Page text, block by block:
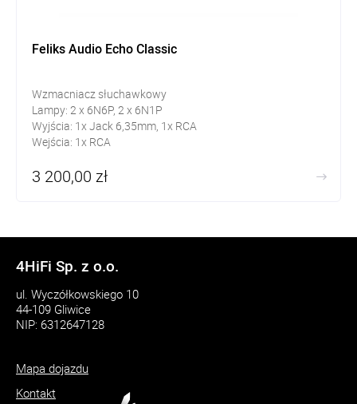
Feliks Audio Echo Classic
Wzmacniacz słuchawkowy
Lampy: 2 x 6N6P, 2 x 6N1P
Wyjścia: 1x Jack 6,35mm, 1x RCA
Wejścia: 1x RCA
3 200,00 zł
4HiFi Sp. z o.o.
ul. Wyczółkowskiego 10
44-109 Gliwice
NIP: 6312647128
Mapa dojazdu
Kontakt